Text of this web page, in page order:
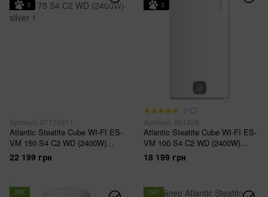
3
Артикул: 87124511
Atlantic Steatite Cube WI-FI ES-
VM 150 S4 C2 WD (2400W)
silver
22 199 грн
3
2
Артикул: 861438
Atlantic Steatite Cube WI-FI ES-
VM 100 S4 C2 WD (2400W)
white
18 199 грн
ХИТ ХИТ